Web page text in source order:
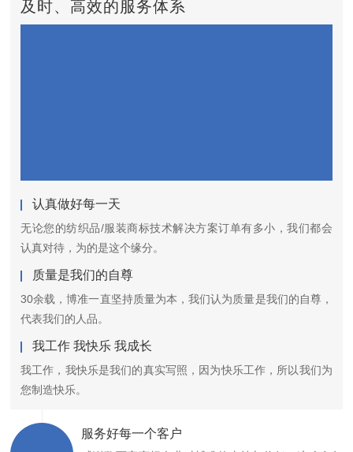
及时、高效的服务体系
认真做好每一天
无论您的纺织品/服装商标技术解决方案订单有多小，我们都会
认真对待，为的是这个缘分。
质量是我们的自尊
30余载，博准一直坚持质量为本，我们认为质量是我们的自尊，
代表我们的人品。
我工作 我快乐 我成长
我工作，我快乐是我们的真实写照，因为快乐工作，所以我们为
您制造快乐。
服务好每一个客户